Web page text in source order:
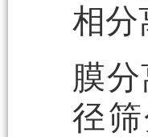
相分
膜
径